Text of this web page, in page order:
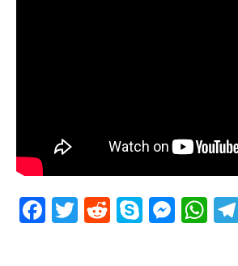
Facebook
Twitter
RedditSkype